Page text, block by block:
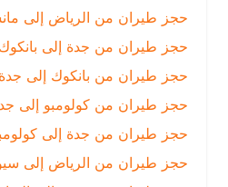
حجز طيران من الرياض إلى مانشستر
حجز طيران من جدة إلى بانكوك |
حجز طيران من بانكوك إلى جدة
حجز طيران من كولومبو إلى جدة
حجز طيران من جدة إلى كولومبو |
حجز طيران من الرياض إلى سيوة |